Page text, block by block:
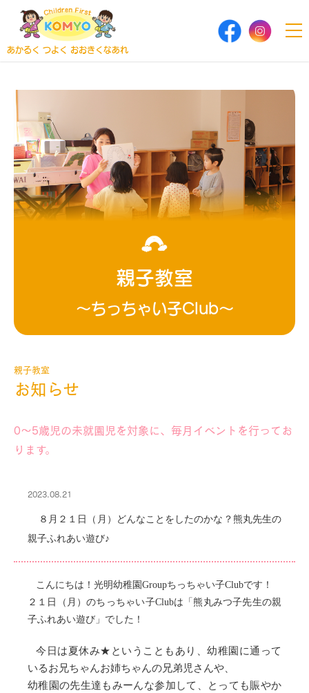
あかるく つよく おおきくなあれ
親子教室
～ちっちゃい子Club～
親子教室
お知らせ
0～5歳児の未就園児を対象に、毎月イベントを行ってお
ります。
2023.08.21
８月２１日（月）どんなことをしたのかな？熊丸先生の
親子ふれあい遊び♪
こんにちは！光明幼稚園Groupちっちゃい子Clubです！
２１日（月）のちっちゃい子Clubは「熊丸みつ子先生の親
子ふれあい遊び」でした！
今日は夏休み★ということもあり、幼稚園に通って
いるお兄ちゃんお姉ちゃんの兄弟児さんや、
幼稚園の先生達もみーんな参加して、
とっても賑やか